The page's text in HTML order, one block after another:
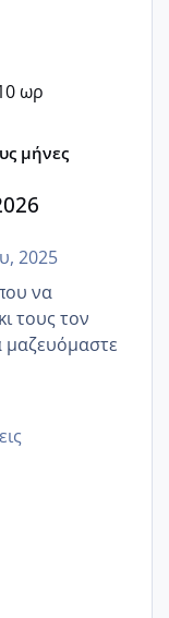
ωρ
μήνες
2025
να
τους τον